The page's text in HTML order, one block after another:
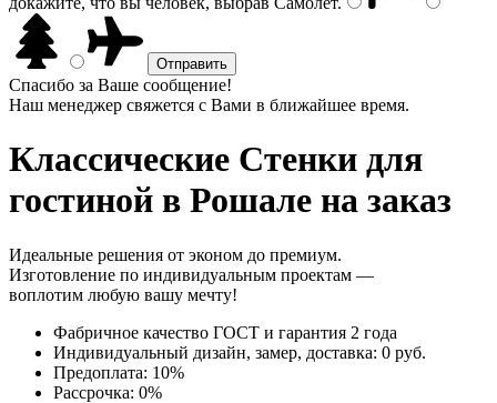
Спасибо за Ваше сообщение!
Наш менеджер свяжется с Вами в ближайшее время.
Классические Стенки для
гостиной в Рошале на заказ
Идеальные решения от эконом до премиум.
Изготовление по индивидуальным проектам —
воплотим любую вашу мечту!
Фабричное качество ГОСТ и гарантия 2 года
Индивидуальный дизайн, замер, доставка: 0 руб.
Предоплата: 10%
Рассрочка: 0%